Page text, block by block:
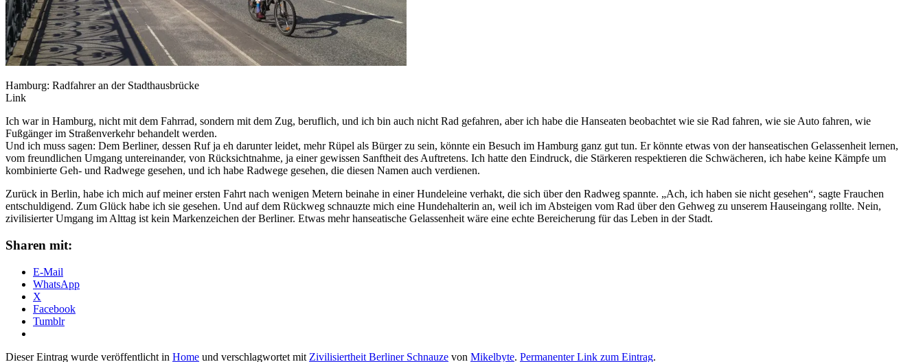
Hamburg: Radfahrer an der Stadthausbrücke
Link
Ich war in Hamburg, nicht mit dem Fahrrad, sondern mit dem Zug, beruflich, und ich bin auch nicht Rad gefahren, aber ich habe die Hanseaten beobachtet wie sie Rad fahren, wie sie Auto fahren, wie
Fußgänger im Straßenverkehr behandelt werden.
Und ich muss sagen: Dem Berliner, dessen Ruf ja eh darunter leidet, mehr Rüpel als Bürger zu sein, könnte ein Besuch im Hamburg ganz gut tun. Er könnte etwas von der hanseatischen Gelassenheit lernen,
vom freundlichen Umgang untereinander, von Rücksichtnahme, ja einer gewissen Sanftheit des Auftretens. Ich hatte den Eindruck, die Stärkeren respektieren die Schwächeren, ich habe keine Kämpfe um
kombinierte Geh- und Radwege gesehen, und ich habe Radwege gesehen, die diesen Namen auch verdienen.
Zurück in Berlin, habe ich mich auf meiner ersten Fahrt nach wenigen Metern beinahe in einer Hundeleine verhakt, die sich über den Radweg spannte. „Ach, ich haben sie nicht gesehen“, sagte Frauchen
entschuldigend. Zum Glück habe ich sie gesehen. Und auf dem Rückweg schnauzte mich eine Hundehalterin an, weil ich im Absteigen vom Rad über den Gehweg zu unserem Hauseingang rollte. Nein,
zivilisierter Umgang im Alttag ist kein Markenzeichen der Berliner. Etwas mehr hanseatische Gelassenheit wäre eine echte Bereicherung für das Leben in der Stadt.
Sharen mit:
E-Mail
WhatsApp
X
Facebook
Tumblr
Dieser Eintrag wurde veröffentlicht in Home und verschlagwortet mit Zivilisiertheit Berliner Schnauze von Mikelbyte. Permanenter Link zum Eintrag.